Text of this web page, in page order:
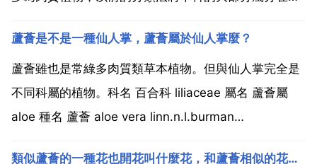
離出來，合併採用蘆薈科 familia aloeaceae 這個新
科。1998年根據基因親緣關係分類...
蘆薈是不是一種仙人掌，蘆薈屬於仙人掌麼？
蘆薈雖也是常綠多肉質類草本植物。但與仙人掌完全是
不同科屬的植物。科名 百合科 liliaceae 屬名 蘆薈屬
aloe 種名 蘆薈 aloe vera linn.n.l.burman
類似蘆薈的一種花也開花叫什麼花，和蘆薈相似的花叫什麼名